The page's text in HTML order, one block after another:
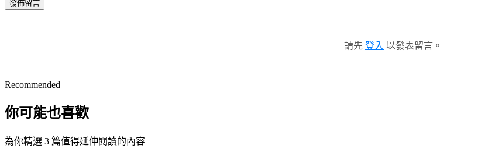
發佈留言
請先 登入 以發表留言。
Recommended
你可能也喜歡
為你精選 3 篇值得延伸閱讀的內容